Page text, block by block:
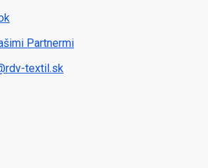
Partnermi
textil.sk